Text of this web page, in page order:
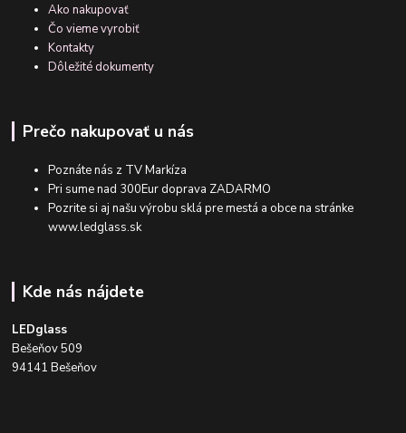
Ako nakupovať
Čo vieme vyrobiť
Kontakty
Dôležité dokumenty
Prečo nakupovať u nás
Poznáte nás z TV Markíza
Pri sume nad 300Eur doprava ZADARMO
Pozrite si aj našu výrobu sklá pre mestá a obce na stránke
www.ledglass.sk
Kde nás nájdete
LEDglass
Bešeňov 509
94141 Bešeňov